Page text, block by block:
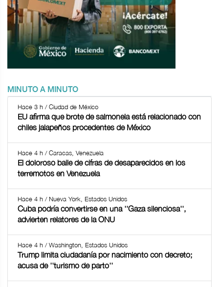
MINUTO A MINUTO
Hace 3 h / Ciudad de México
EU afirma que brote de salmonela está relacionado con
chiles jalapeños procedentes de México
Hace 4 h / Caracas, Venezuela
El doloroso baile de cifras de desaparecidos en los
terremotos en Venezuela
Hace 4 h / Nueva York, Estados Unidos
Cuba podría convertirse en una ''Gaza silenciosa'',
advierten relatores de la ONU
Hace 4 h / Washington, Estados Unidos
Trump limita ciudadanía por nacimiento con decreto;
acusa de ''turismo de parto''